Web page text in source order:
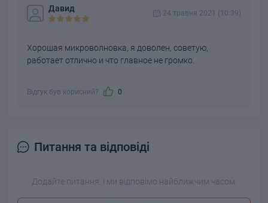
Давид 24 травня 2021 (10:39)
Хорошая микроволновка, я доволен, советую,
работает отлично и что главное не громко.
Відгук був корисний? 0
Питання та відповіді
Додайте питання, і ми відповімо найближчим часом.